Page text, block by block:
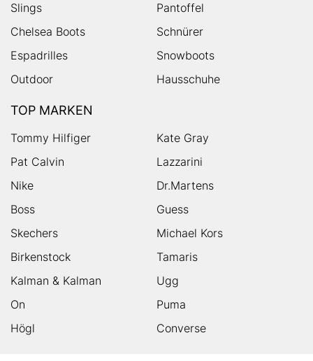
Slings
Pantoffel
Chelsea Boots
Schnürer
Espadrilles
Snowboots
Outdoor
Hausschuhe
TOP MARKEN
Tommy Hilfiger
Kate Gray
Pat Calvin
Lazzarini
Nike
Dr.Martens
Boss
Guess
Skechers
Michael Kors
Birkenstock
Tamaris
Kalman & Kalman
Ugg
On
Puma
Högl
Converse